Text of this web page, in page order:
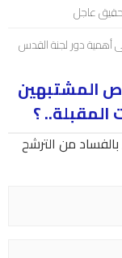
عاجل
أهمية دور لجنة القدس
المشتبهين
المقبلة.. ؟
من الترشح